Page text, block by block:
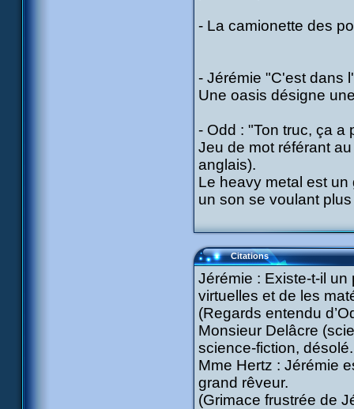
- La camionette des
- Jérémie "C'est dans
Une oasis désigne
- Odd : "Ton truc, ça a
Jeu de mot référant
anglais).
Le heavy metal est
un son se voulant
Citations
Jérémie : Existe-t-il
virtuelles et de les
(Regards entendu
Monsieur Delâcre
science-fiction, désolé.
Mme Hertz : Jérémie
grand rêveur.
(Grimace frustrée de